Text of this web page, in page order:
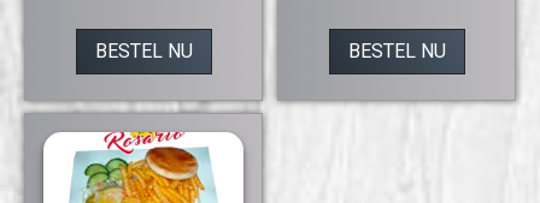
BESTEL NU BESTEL NU